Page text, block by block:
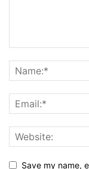
Save my name,